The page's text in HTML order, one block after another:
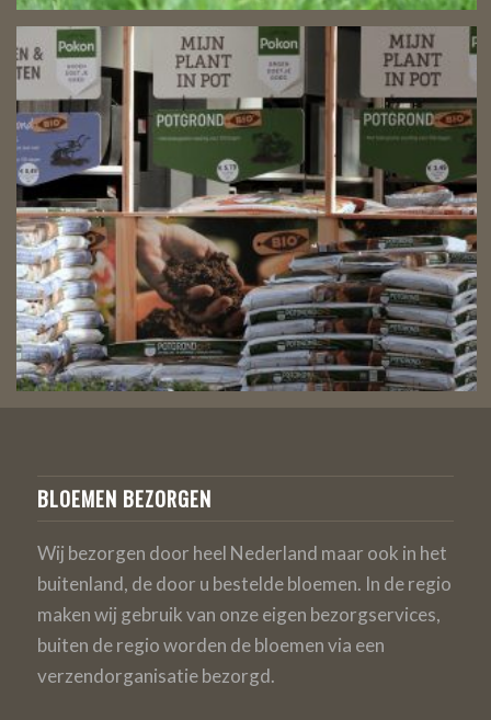
BLOEMEN BEZORGEN
Wij bezorgen door heel Nederland maar ook in het
buitenland, de door u bestelde bloemen. In de regio
maken wij gebruik van onze eigen bezorgservices,
buiten de regio worden de bloemen via een
verzendorganisatie bezorgd.